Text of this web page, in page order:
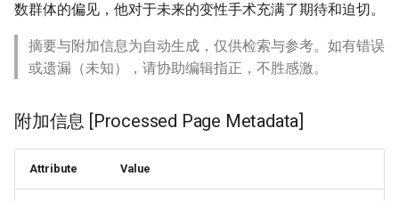
数群体的偏见，他对于未来的变性手术充满了期待和迫切。
摘要与附加信息为自动生成，仅供检索与参考。如有错误
或遗漏（未知），请协助编辑指正，不胜感激。
附加信息 [Processed Page Metadata]
Attribute Value